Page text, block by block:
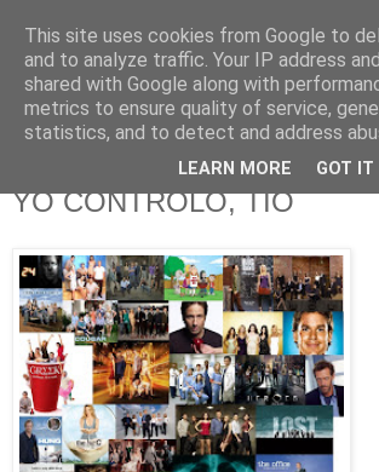
625 RANAS
LA TELEVISIÓN DESDE EL PUNTO DE
YO CONTROLO, TÍO
This site uses cookies from Google to
and to analyze traffic. Your IP address
shared with Google along with
metrics to ensure quality of service,
statistics, and to detect and address
LEARN MORE GOT IT